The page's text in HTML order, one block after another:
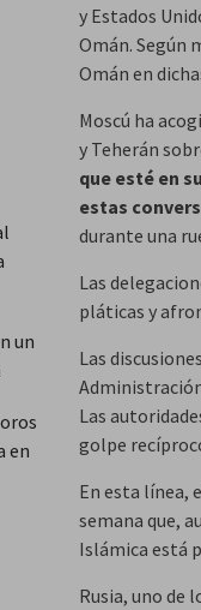
y Estados
Omán. Según
Omán en
Moscú ha
y Teherán
que esté en
estas
durante una
Las
pláticas y
Las
Las
golpe
En esta línea,
semana que,
Islámica está
Rusia, uno de
un
en